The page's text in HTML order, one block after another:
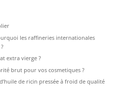
les raffineries internationales
extra vierge ?
brut pour vos cosmetiques ?
de ricin pressée à froid de qualité